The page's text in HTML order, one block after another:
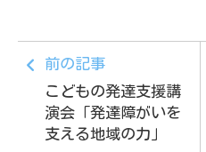
前の記事
こどもの発達支援講
演会「発達障がいを
支える地域の力」